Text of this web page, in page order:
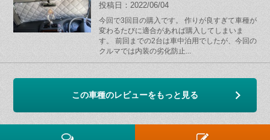
投稿日：2022/06/04
今回で3回目の購入です。 作りが良すぎて車種が
変わるたびに適合があれば購入してしまいま
す。 前回までの2台は車中泊用でしたが、今回の
クルマでは内装の劣化防止...
この車種のレビューをもっと見る